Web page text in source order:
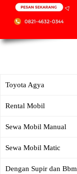
Toyota Agya
Rental Mobil
Sewa Mobil Manual
Sewa Mobil Matic
Dengan Supir dan Bbm